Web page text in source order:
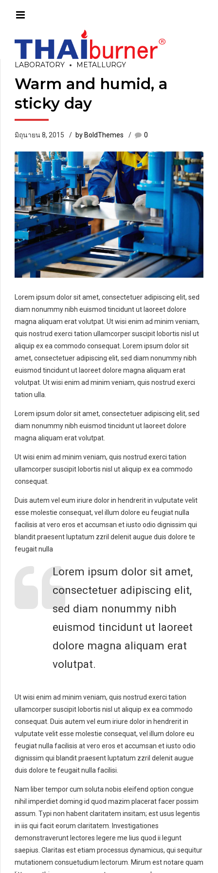
LABORATORY METALLURGY
Warm and humid, a
sticky day
มิถุนายน 8, 2015 by BoldThemes 0
Lorem ipsum dolor sit amet, consectetuer adipiscing elit, sed
diam nonummy nibh euismod tincidunt ut laoreet dolore
magna aliquam erat volutpat. Ut wisi enim ad minim veniam,
quis nostrud exerci tation ullamcorper suscipit lobortis nisl ut
aliquip ex ea commodo consequat. Lorem ipsum dolor sit
amet, consectetuer adipiscing elit, sed diam nonummy nibh
euismod tincidunt ut laoreet dolore magna aliquam erat
volutpat. Ut wisi enim ad minim veniam, quis nostrud exerci
tation ulla.
Lorem ipsum dolor sit amet, consectetuer adipiscing elit, sed
diam nonummy nibh euismod tincidunt ut laoreet dolore
magna aliquam erat volutpat.
Ut wisi enim ad minim veniam, quis nostrud exerci tation
ullamcorper suscipit lobortis nisl ut aliquip ex ea commodo
consequat.
Duis autem vel eum iriure dolor in hendrerit in vulputate velit
esse molestie consequat, vel illum dolore eu feugiat nulla
facilisis at vero eros et accumsan et iusto odio dignissim qui
blandit praesent luptatum zzril delenit augue duis dolore te
feugait nulla
Lorem ipsum dolor sit amet,
consectetuer adipiscing elit,
sed diam nonummy nibh
euismod tincidunt ut laoreet
dolore magna aliquam erat
volutpat.
Ut wisi enim ad minim veniam, quis nostrud exerci tation
ullamcorper suscipit lobortis nisl ut aliquip ex ea commodo
consequat. Duis autem vel eum iriure dolor in hendrerit in
vulputate velit esse molestie consequat, vel illum dolore eu
feugiat nulla facilisis at vero eros et accumsan et iusto odio
dignissim qui blandit praesent luptatum zzril delenit augue
duis dolore te feugait nulla facilisi.
Nam liber tempor cum soluta nobis eleifend option congue
nihil imperdiet doming id quod mazim placerat facer possim
assum. Typi non habent claritatem insitam; est usus legentis
in iis qui facit eorum claritatem. Investigationes
demonstraverunt lectores legere me lius quod ii legunt
saepius. Claritas est etiam processus dynamicus, qui sequitur
mutationem consuetudium lectorum. Mirum est notare quam